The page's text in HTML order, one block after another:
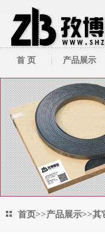
首 页 产品展示
带锯床系列
带锯条系列
圆锯机/切管机
其它周边产品
首页>>产品展示>>其